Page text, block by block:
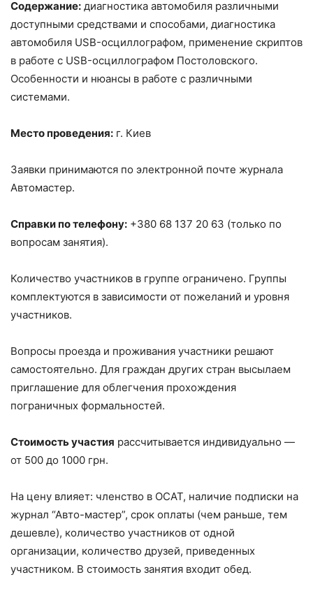
Содержание: диагностика автомобиля различными
доступными средствами и способами, диагностика
автомобиля USB-осциллографом, применение скриптов
в работе с USB-осциллографом Постоловского.
Особенности и нюансы в работе с различными
системами.
Место проведения: г. Киев
Заявки принимаются по электронной почте журнала
Автомастер.
Справки по телефону: +380 68 137 20 63 (только по
вопросам занятия).
Количество участников в группе ограничено. Группы
комплектуются в зависимости от пожеланий и уровня
участников.
Вопросы проезда и проживания участники решают
самостоятельно. Для граждан других стран высылаем
приглашение для облегчения прохождения
пограничных формальностей.
Стоимость участия рассчитывается индивидуально —
от 500 до 1000 грн.
На цену влияет: членство в ОСАТ, наличие подписки на
журнал “Авто-мастер”, срок оплаты (чем раньше, тем
дешевле), количество участников от одной
организации, количество друзей, приведенных
участником. В стоимость занятия входит обед.